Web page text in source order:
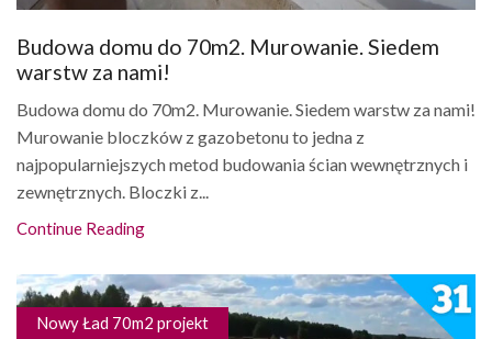
Budowa domu do 70m2. Murowanie. Siedem
warstw za nami!
Budowa domu do 70m2. Murowanie. Siedem warstw za nami!
Murowanie bloczków z gazobetonu to jedna z
najpopularniejszych metod budowania ścian wewnętrznych i
zewnętrznych. Bloczki z...
Continue Reading
Nowy Ład 70m2 projekt